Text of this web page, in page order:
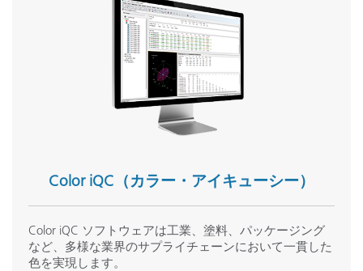
Color iQC（カラー・アイキューシー）
Color iQC ソフトウェアは工業、塗料、パッケージング
など、多様な業界のサプライチェーンにおいて一貫した
色を実現します。